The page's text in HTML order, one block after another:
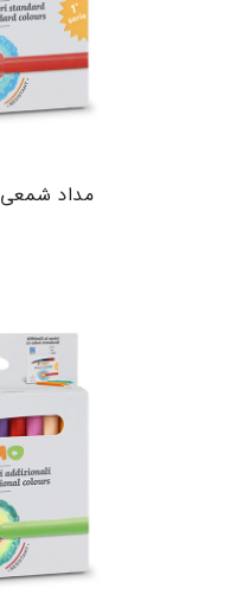
مداد شمعی ۱۲ رنگ (سری ۱)